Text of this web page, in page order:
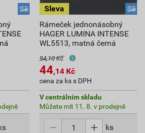
Rámeček jednonásobný
HAGER LUMINA INTENSE
WL5513, matná černá
94,10 Kč
44,14 Kč
cena za ks s DPH
V centrálním skladu
Můžete mít 11. 8. v prodejně
ks